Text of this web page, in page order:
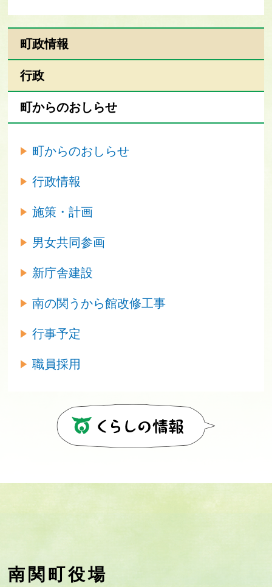
町政情報
行政
町からのおしらせ
町からのおしらせ
行政情報
施策・計画
男女共同参画
新庁舎建設
南の関うから館改修工事
行事予定
職員採用
南関町役場